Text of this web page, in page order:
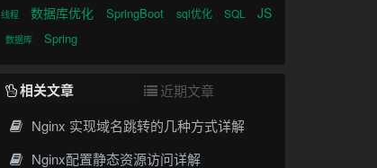
线程
数据库优化 SpringBoot sql优化 SQL JS
数据库 Spring
相关文章
近期文章
Nginx 实现域名跳转的几种方式详解
Nginx配置静态资源访问详解